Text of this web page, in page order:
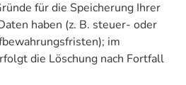
für die Speicherung Ihrer
haben (z. B. steuer- oder
im
die Löschung nach Fortfall